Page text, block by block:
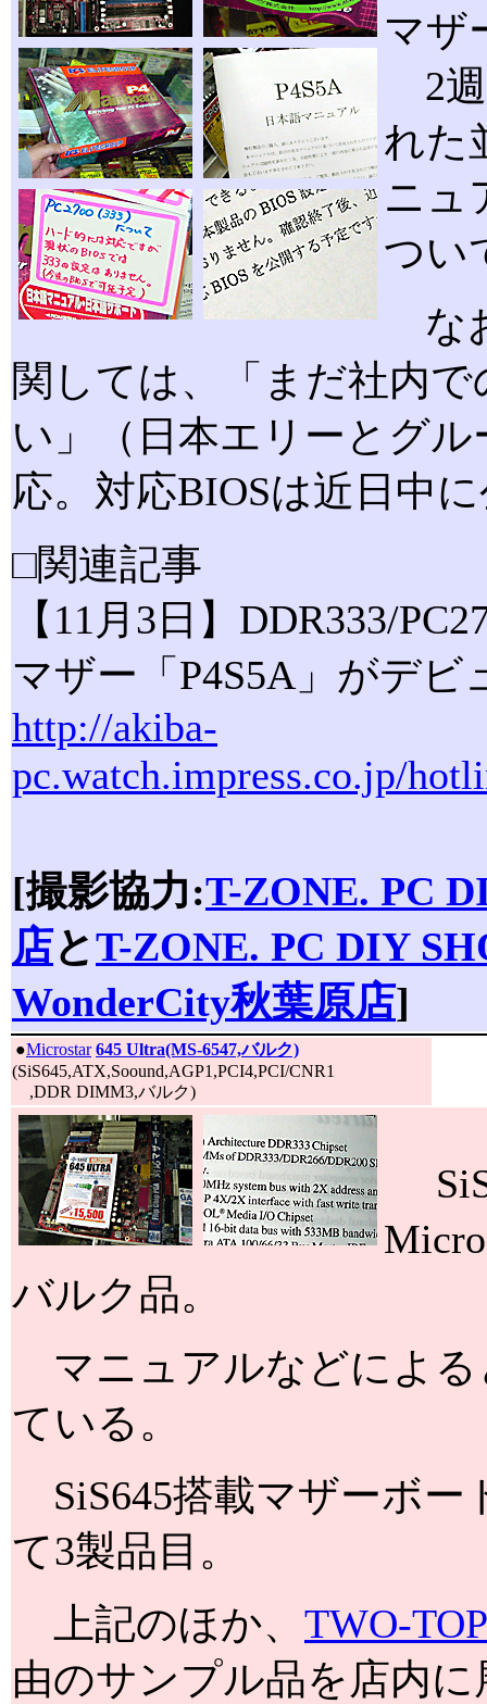
マザ
2週
れた
ニュ
つい
な
関しては、「まだ社内
い」（日本エリーとグ
応。対応BIOSは近日中
□関連記事
【11月3日】DDR333/
マザー「P4S5A」がデビ
http://akiba-
pc.watch.impress.co.jp/
[撮影協力:T-ZONE. PC
店とT-ZONE. PC DIY
WonderCity秋葉原店]
●Microstar 645 Ultra(MS-6547,バルク)
(SiS645,ATX,Soound,AGP1,PCI4,PCI/CNR1
,DDR DIMM3,バルク)
バルク品。
マニュアルなどによる
ている。
SiS645搭載マザーボー
て3製品目。
上記のほか、 TWO-
由のサンプル品を店内